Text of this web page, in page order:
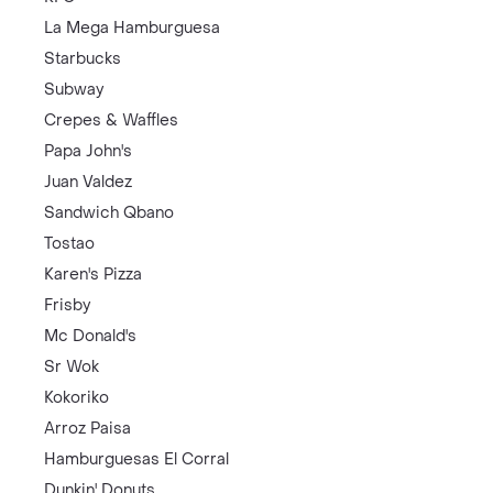
La Mega Hamburguesa
Starbucks
Subway
Crepes & Waffles
Papa John's
Juan Valdez
Sandwich Qbano
Tostao
Karen's Pizza
Frisby
Mc Donald's
Sr Wok
Kokoriko
Arroz Paisa
Hamburguesas El Corral